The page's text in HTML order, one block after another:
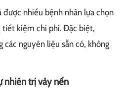
được nhiều bệnh nhân lựa chọn
kiệm chi phí. Đặc biệt,
các nguyên liệu sẵn có, không
nhiên trị vảy nến